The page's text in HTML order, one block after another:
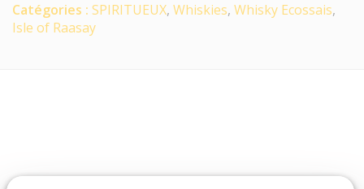
Catégories : SPIRITUEUX, Whiskies, Whisky Ecossais,
Isle of Raasay